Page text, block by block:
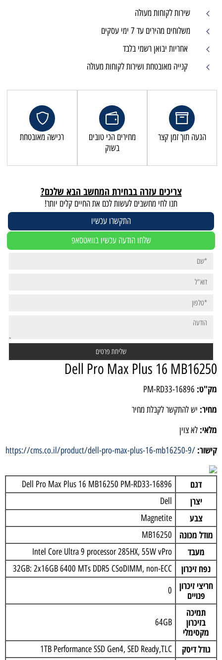
שירות לקוחות מעולה
משלוחים מהירים עד 7 ימי עסקים
אחריות יבואן רשמי בלבד
קנייה מאובטחת ושירות לקוחות מעולה
הגעה תוך זמן קצר
מחירים הכי טובים
בשוק
רכישה מאובטחת
צריכים עזרה בבחירת המחשב הבא שלכם?
תנו לחי מחשבים לעשות לכם את החיים קלים יותר!
התקשרו עכשיו
שלחו הודעה עכשיו בוואטסאפ
Dell Pro Max Plus 16 MB16250
מק"ט: PM-RD33-16896
מחיר: יש להתקשר לקבלת מחיר
מלאי: לא צוין
קישור: https://cms.co.il/product/dell-pro-max-plus-16-mb16250-9/
דגם Dell Pro Max Plus 16 MB16250 PM-RD33-16896
יצרן Dell
צבע Magnetite
מודל מכונה MB16250
מעבד Intel Core Ultra 9 processor 285HX, 55W vPro
נפח זיכרון 32GB: 2x16GB 6400 MTs DDR5 CSoDIMM, non-ECC
חריצי זיכרון
פנויים
0
תמיכה
בזיכרון
מקסימלי
64GB
גודל דיסק 1TB Performance SSD Gen4, SED Ready,TLC